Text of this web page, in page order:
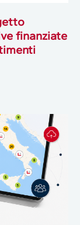
finanziate